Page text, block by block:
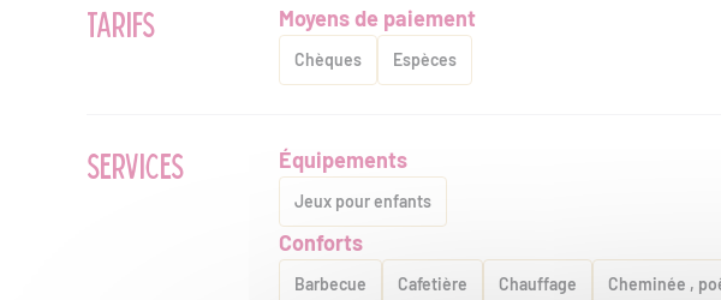
TARIFS Moyens de paiement
Chèques Espèces
SERVICES Équipements
Jeux pour enfants
Conforts
Barbecue Cafetière Chauffage Cheminée ,